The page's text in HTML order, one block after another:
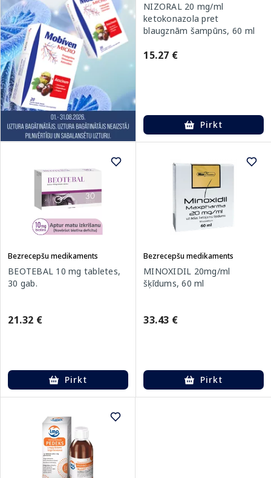
NIZORAL 20 mg/ml
ketokonazola pret
blaugznām šampūns, 60 ml
15.27 €
Pirkt
Bezrecepšu medikaments
BEOTEBAL 10 mg tabletes,
30 gab.
21.32 €
Pirkt
Bezrecepšu medikaments
MINOXIDIL 20mg/ml
šķīdums, 60 ml
33.43 €
Pirkt